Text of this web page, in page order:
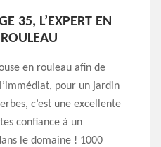
35, L’EXPERT EN
en rouleau afin de
pour un jardin
c’est une excellente
confiance à un
le domaine ! 1000